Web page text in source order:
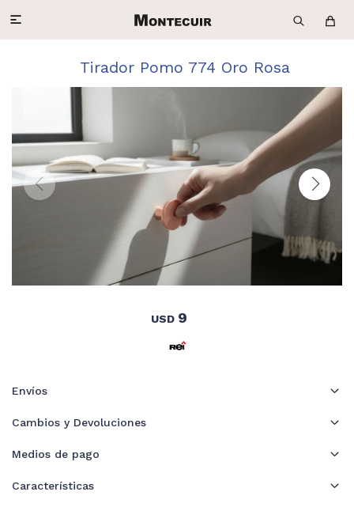

Tirador Pomo 774 Oro Rosa
USD 9
Envíos
Cambios y Devoluciones
Medios de pago
Características